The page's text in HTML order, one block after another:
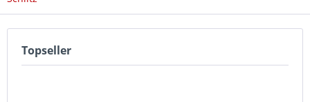
Topseller